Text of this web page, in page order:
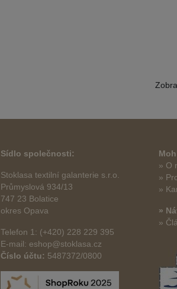
Sídlo společnosti:
Stoklasa textilní galanterie s.r.o.
Průmyslová 934/13
747 23 Bolatice
okres Opava
Telefon 1: (+420) 228 229 395
E-mail: eshop@stoklasa.cz
Číslo účtu: 5487372/0800
» O
»
»
»
»